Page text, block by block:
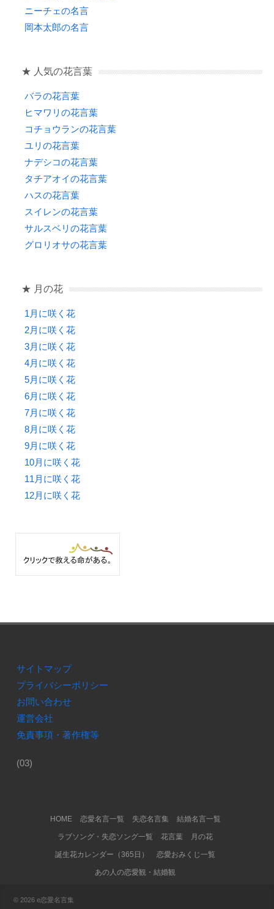
ニーチェの名言
岡本太郎の名言
★ 人気の花言葉
バラの花言葉
ヒマワリの花言葉
コチョウランの花言葉
ユリの花言葉
ナデシコの花言葉
タチアオイの花言葉
ハスの花言葉
スイレンの花言葉
サルスベリの花言葉
グロリオサの花言葉
★ 月の花
1月に咲く花
2月に咲く花
3月に咲く花
4月に咲く花
5月に咲く花
6月に咲く花
7月に咲く花
8月に咲く花
9月に咲く花
10月に咲く花
11月に咲く花
12月に咲く花
サイトマップ
プライバシーポリシー
お問い合わせ
運営会社
免責事項・著作権等
(03)
Footer MenuHOME 恋愛名言一覧 失恋名言集 結婚名言一覧
ラブソング・失恋ソング一覧 花言葉 月の花
誕生花カレンダー（365日） 恋愛おみくじ一覧
あの人の恋愛観・結婚観
© 2026 e恋愛名言集